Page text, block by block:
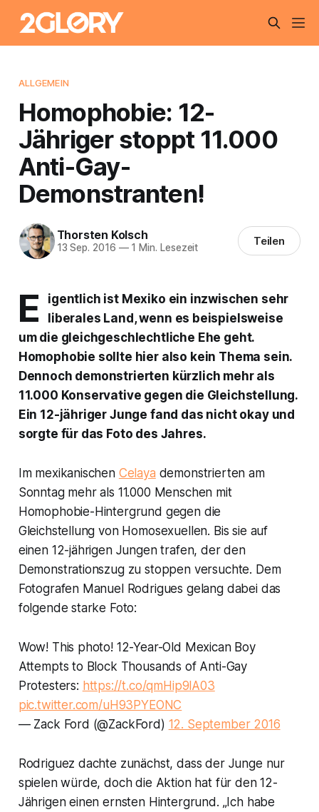
ALLGEMEIN
Homophobie: 12-
Jähriger stoppt 11.000
Anti-Gay-
Demonstranten!
Thorsten Kolsch
13 Sep. 2016 —1 Min. Lesezeit Teilen
E
igentlich ist Mexiko ein inzwischen sehr
liberales Land, wenn es beispielsweise
um die gleichgeschlechtliche Ehe geht.
Homophobie sollte hier also kein Thema sein.
Dennoch demonstrierten kürzlich mehr als
11.000 Konservative gegen die Gleichstellung.
Ein 12-jähriger Junge fand das nicht okay und
sorgte für das Foto des Jahres.
Im mexikanischen Celaya demonstrierten am
Sonntag mehr als 11.000 Menschen mit
Homophobie-Hintergrund gegen die
Gleichstellung von Homosexuellen. Bis sie auf
einen 12-jährigen Jungen trafen, der den
Demonstrationszug zu stoppen versuchte. Dem
Fotografen Manuel Rodrigues gelang dabei das
folgende starke Foto:
Wow! This photo! 12-Year-Old Mexican Boy
Attempts to Block Thousands of Anti-Gay
Protesters: https://t.co/qmHip9lA03
pic.twitter.com/uH93PYEONC
— Zack Ford (@ZackFord) 12. September 2016
Rodriguez dachte zunächst, dass der Junge nur
spielen würde, doch die Aktion hat für den 12-
Jährigen einen ernsten Hintergrund. „Ich habe